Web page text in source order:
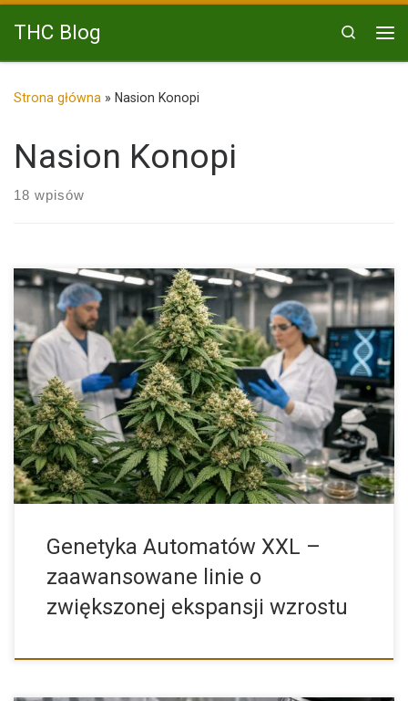
Przejdź do treści
THC Blog
Search
Strona główna » Nasion Konopi
Nasion Konopi
18 wpisów
Automaty XXL to rezultat wieloetapowych selekcji i krzyżowań,
których celem […]
Genetyka Automatów XXL –
zaawansowane linie o
zwiększonej ekspansji wzrostu